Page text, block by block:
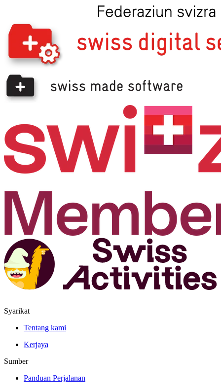
Syarikat
Tentang kami
Kerjaya
Sumber
Panduan Perjalanan